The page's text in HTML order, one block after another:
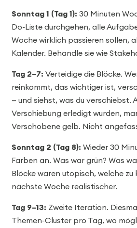
Sonntag 1 (Tag 1): 30 Minuten
Do-Liste durchgehen, alle
Woche wirklich passieren sollen,
Kalender. Behandle sie wie
Tag 2–7: Verteidige die Blöcke.
reinkommt, das wichtiger ist,
— und siehst, was du verschiebst.
Verschiebung erledigt wurden,
Verschobene gelb. Nicht
Sonntag 2 (Tag 8): Wieder 30
Farben an. Was war grün? Was
Blöcke waren utopisch, welche zu
nächste Woche realistischer.
Tag 9–13: Zweite Iteration.
Themen-Cluster pro Tag, wo